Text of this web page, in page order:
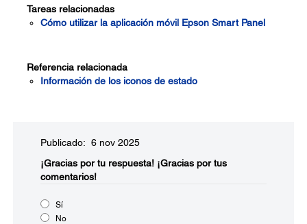
Tareas relacionadas
Cómo utilizar la aplicación móvil Epson Smart Panel
Referencia relacionada
Información de los iconos de estado
Publicado: 6 nov 2025
¡Gracias por tu respuesta! ¡Gracias por tus
comentarios!
Sí
No